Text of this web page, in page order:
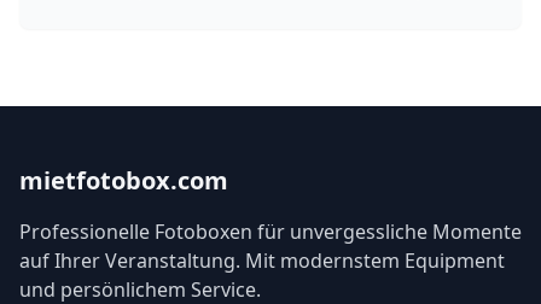
mietfotobox.com
Professionelle Fotoboxen für unvergessliche Momente
auf Ihrer Veranstaltung. Mit modernstem Equipment
und persönlichem Service.